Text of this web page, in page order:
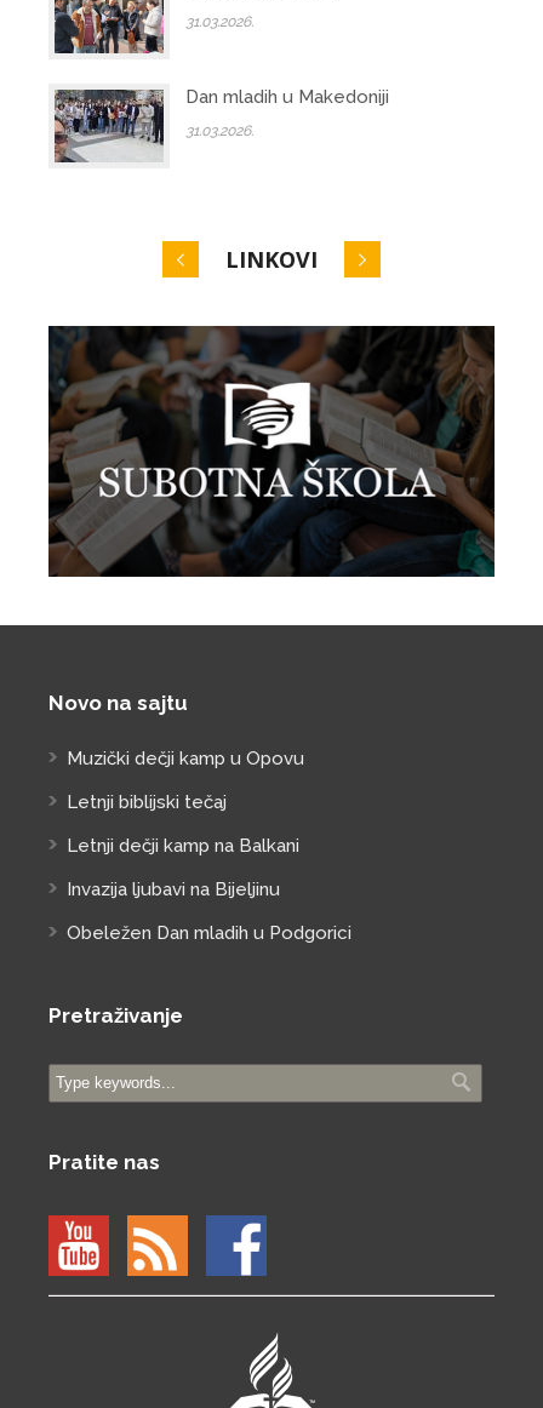
31.03.2026.
Dan mladih u Makedoniji
31.03.2026.
LINKOVI
Novo na sajtu
Muzički dečji kamp u Opovu
Letnji biblijski tečaj
Letnji dečji kamp na Balkani
Invazija ljubavi na Bijeljinu
Obeležen Dan mladih u Podgorici
Pretraživanje
Pratite nas